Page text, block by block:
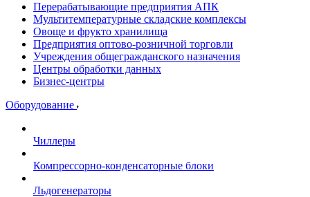
Перерабатывающие предприятия АПК
Мультитемпературные складские комплексы
Овоще и фрукто хранилища
Предприятия оптово-розничной торговли
Учреждения общегражданского назначения
Центры обработки данных
Бизнес-центры
Оборудование
Чиллеры
Компрессорно-конденсаторные блоки
Льдогенераторы